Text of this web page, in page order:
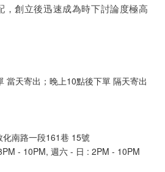
，創立後迅速成為時下討論度極高
當天寄出；晚上10點後下單 隔天寄出
南路一段161巷 15號
- 10PM, 週六 - 日 : 2PM - 10PM